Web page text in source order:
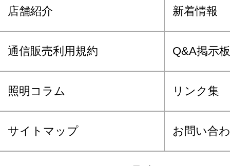
店舗紹介 新着情報
通信販売利用規約 Q&A掲示板
照明コラム リンク集
サイトマップ お問い合